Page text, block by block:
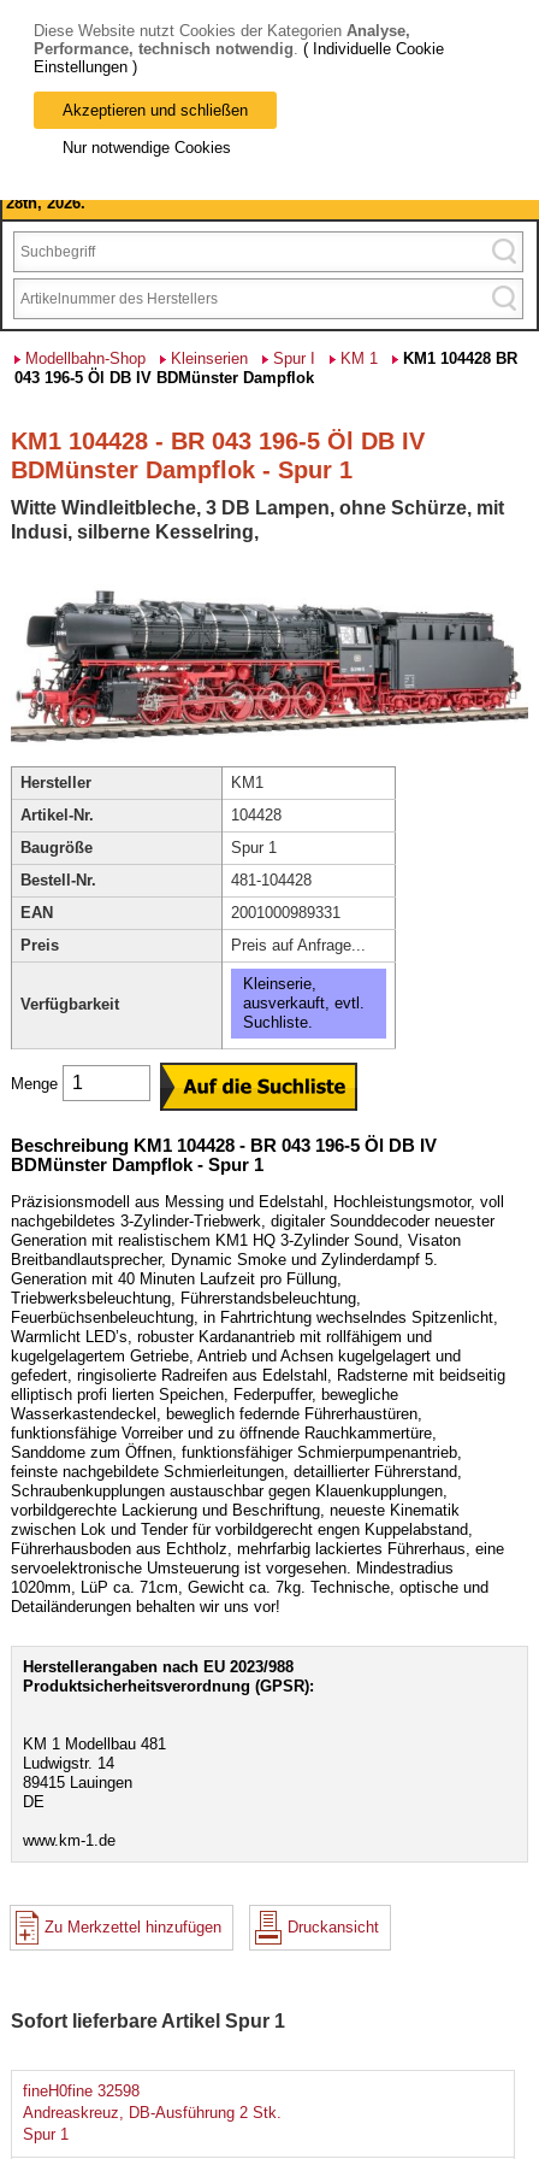
Bitte beachten Sie: wir machen Betriebsferien, vom 03. bis 28.
August 2026 haben wir geschlossen.
28th, 2026.
Modellbahn-Shop Kleinserien Spur I KM 1
KM1 104428 BR
043 196-5 Öl DB IV BDMünster Dampflok
KM1 104428 - BR 043 196-5 Öl DB IV
BDMünster Dampflok - Spur 1
Witte Windleitbleche, 3 DB Lampen, ohne Schürze, mit
Indusi, silberne Kesselring,
Hersteller
KM1
Artikel-Nr.
104428
Baugröße
Spur 1
Bestell-Nr.
481-104428
EAN
2001000989331
Preis
Preis auf Anfrage...
Verfügbarkeit
Kleinserie,
ausverkauft, evtl.
Suchliste.
Menge
Beschreibung KM1 104428 - BR 043 196-5 Öl DB IV
BDMünster Dampflok - Spur 1
Präzisionsmodell aus Messing und Edelstahl, Hochleistungsmotor, voll
nachgebildetes 3-Zylinder-Triebwerk, digitaler Sounddecoder neuester
Generation mit realistischem KM1 HQ 3-Zylinder Sound, Visaton
Breitbandlautsprecher, Dynamic Smoke und Zylinderdampf 5.
Generation mit 40 Minuten Laufzeit pro Füllung,
Triebwerksbeleuchtung, Führerstandsbeleuchtung,
Feuerbüchsenbeleuchtung, in Fahrtrichtung wechselndes Spitzenlicht,
Warmlicht LED’s, robuster Kardanantrieb mit rollfähigem und
kugelgelagertem Getriebe, Antrieb und Achsen kugelgelagert und
gefedert, ringisolierte Radreifen aus Edelstahl, Radsterne mit beidseitig
elliptisch profi lierten Speichen, Federpuffer, bewegliche
Wasserkastendeckel, beweglich federnde Führerhaustüren,
funktionsfähige Vorreiber und zu öffnende Rauchkammertüre,
Sanddome zum Öffnen, funktionsfähiger Schmierpumpenantrieb,
feinste nachgebildete Schmierleitungen, detaillierter Führerstand,
Schraubenkupplungen austauschbar gegen Klauenkupplungen,
vorbildgerechte Lackierung und Beschriftung, neueste Kinematik
zwischen Lok und Tender für vorbildgerecht engen Kuppelabstand,
Führerhausboden aus Echtholz, mehrfarbig lackiertes Führerhaus, eine
servoelektronische Umsteuerung ist vorgesehen. Mindestradius
1020mm, LüP ca. 71cm, Gewicht ca. 7kg. Technische, optische und
Detailänderungen behalten wir uns vor!
Herstellerangaben nach EU 2023/988
Produktsicherheitsverordnung (GPSR):
KM 1 Modellbau 481
Ludwigstr. 14
89415 Lauingen
DE
www.km-1.de
Zu Merkzettel hinzufügen Druckansicht
Sofort lieferbare Artikel Spur 1
fineH0fine 32598
Andreaskreuz, DB-Ausführung 2 Stk.
Spur 1
Diese Website nutzt Cookies der Kategorien Analyse,
Performance, technisch notwendig. ( Individuelle Cookie
Einstellungen )
Akzeptieren und schließen
Nur notwendige Cookies